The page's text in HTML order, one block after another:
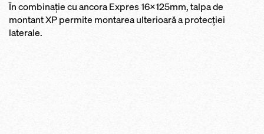
În combinaţie cu ancora Expres 16x125mm, talpa de
montant XP permite montarea ulterioară a protecţiei
laterale.